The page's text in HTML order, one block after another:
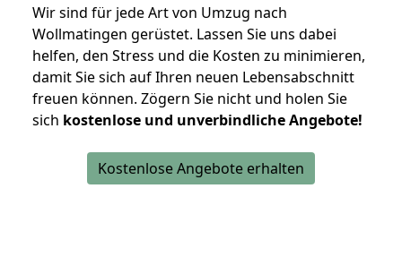
Wir sind für jede Art von Umzug nach
Wollmatingen gerüstet. Lassen Sie uns dabei
helfen, den Stress und die Kosten zu minimieren,
damit Sie sich auf Ihren neuen Lebensabschnitt
freuen können. Zögern Sie nicht und holen Sie
sich kostenlose und unverbindliche Angebote!
Kostenlose Angebote erhalten